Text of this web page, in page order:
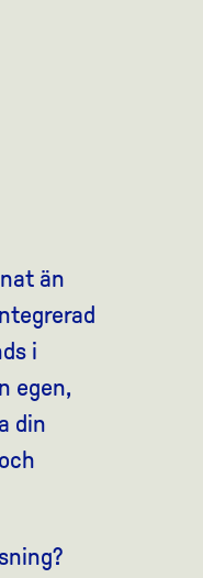
än
i
egen,
din